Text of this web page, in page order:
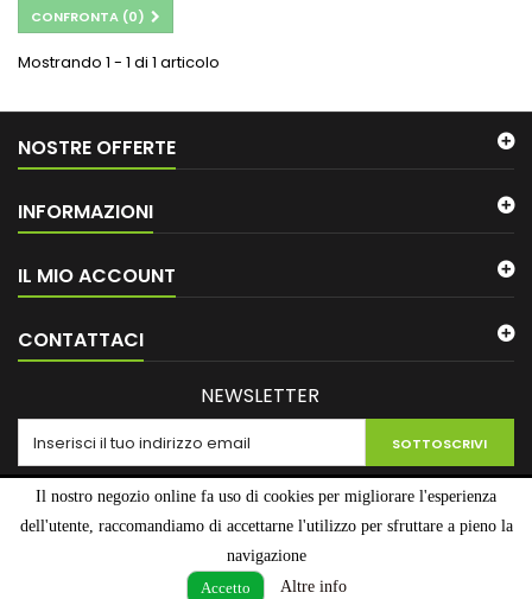
Il nostro negozio online fa uso di cookies per migliorare l'esperienza
dell'utente, raccomandiamo di accettarne l'utilizzo per sfruttare a pieno la
navigazione
Accetto
Altre info
CONFRONTA (0)
Mostrando 1 - 1 di 1 articolo
NOSTRE OFFERTE
INFORMAZIONI
© Copyright 2026 Lombardo Cash. All Rights Reserved.
IL MIO ACCOUNT
CONTATTACI
NEWSLETTER
SOTTOSCRIVI